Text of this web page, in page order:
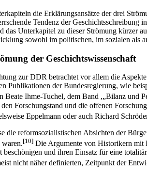
die Erklärungsansätze der drei
Tendenz der
das Unterkapi­tel zu dieser Strömung kürzer
sowohl im politischen, im sozialen als
der Geschichtswissenschaft
zur DDR betrachtet vor allem die
Publikationen der Bundesregierung, wie
Beate Ihme-Tuchel, dem Band ,„Bilanz und
Forschungstand und die offenen
Eppelmann oder auch Richard
die reformsozialistischen Absichten der
waren.[10] Die Argumente von Historikern mit
beschö­nigen und ihren Einsatz für eine
nicht näher definierten, Zeitpunkt der